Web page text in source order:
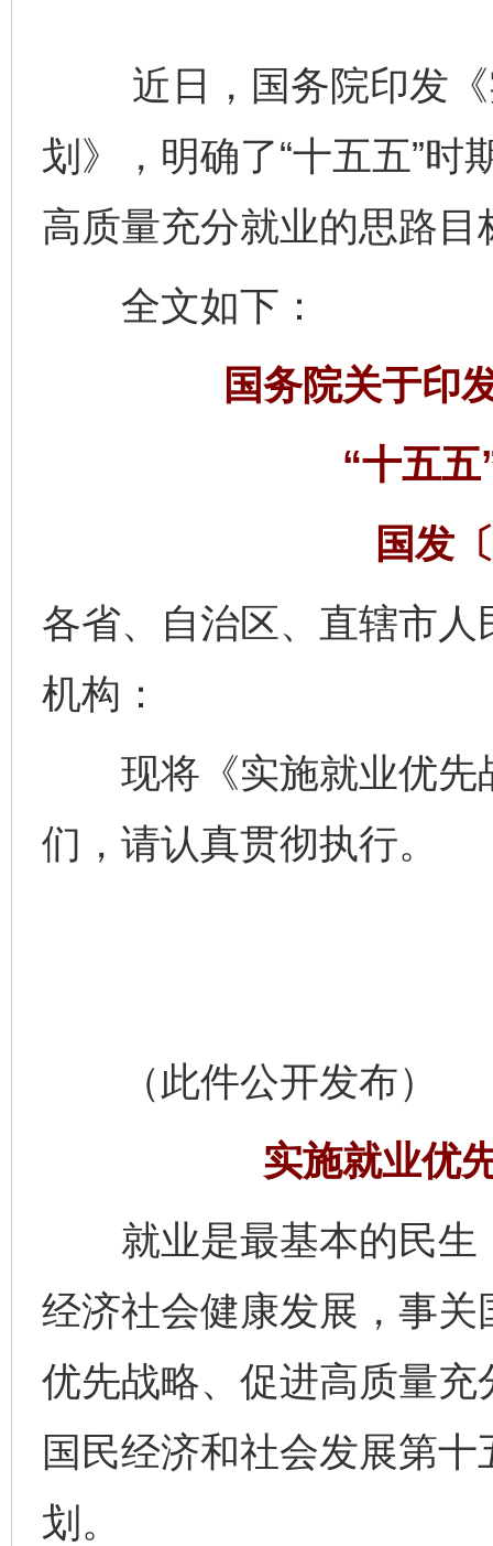
近日，国务院印发《
划》，明确了“十五五”
高质量充分就业的思路
全文如下：
国务院关于印
“十五
国发
各省、自治区、直辖市
机构：
现将《实施就业优先
们，请认真贯彻执行。
（此件公开发布）
实施就业优
就业是最基本的民生
经济社会健康发展，事
优先战略、促进高质量
国民经济和社会发展第
划。